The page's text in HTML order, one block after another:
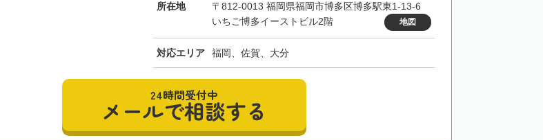
所在地
〒812-0013 福岡県福岡市博多区博多駅東1-13-6
いちご博多イーストビル2階
地図
対応エリア 福岡、佐賀、大分
24時間受付中
メールで相談する